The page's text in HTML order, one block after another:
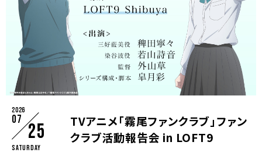
2026
07
25
Saturday
TVアニメ「霧尾ファンクラブ」ファン
クラブ活動報告会 in LOFT9